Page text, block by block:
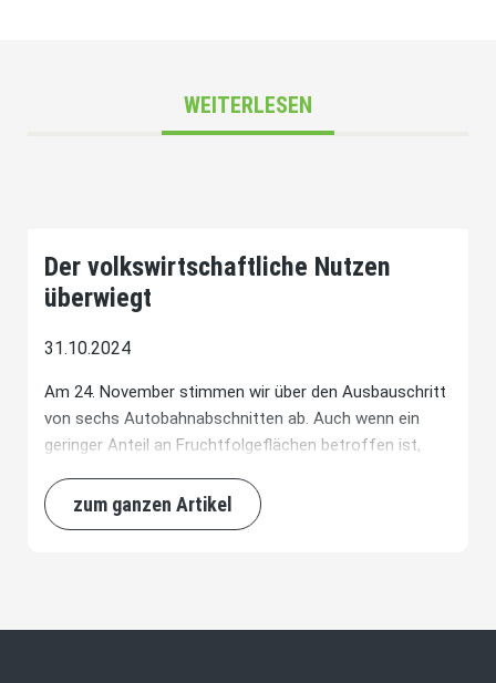
WEITERLESEN
Der volkswirtschaftliche Nutzen
überwiegt
31.10.2024
Am 24. November stimmen wir über den Ausbauschritt
von sechs Autobahnabschnitten ab. Auch wenn ein
geringer Anteil an Fruchtfolgeflächen betroffen ist,
Verkehrsinfrastruktur für unsere Wirtschaft und
unsere Mobilität.
zum ganzen Artikel